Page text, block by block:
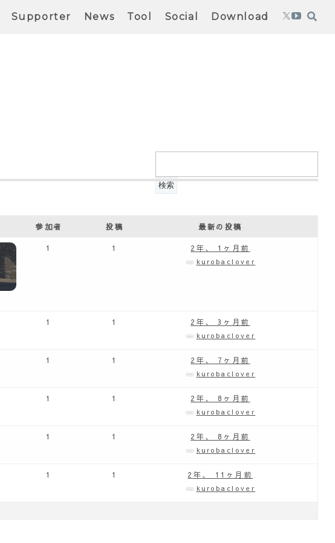
Supporter News Tool Social Download
参加者 投稿 最新の投稿
1 1 2年、 1ヶ月前
kurobaclover
1 1 2年、 3ヶ月前
kurobaclover
1 1 2年、 7ヶ月前
kurobaclover
1 1 2年、 8ヶ月前
kurobaclover
1 1 2年、 8ヶ月前
kurobaclover
1 1 2年、 11ヶ月前
kurobaclover